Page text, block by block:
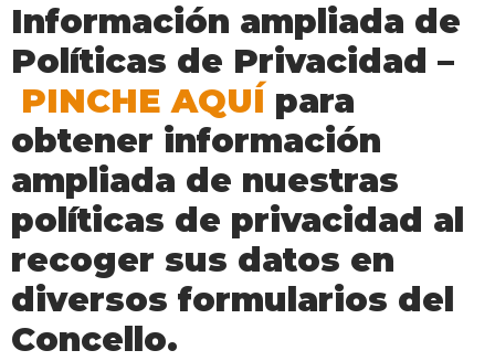
Información ampliada de
Políticas de Privacidad –
PINCHE AQUÍ para
obtener información
ampliada de nuestras
políticas de privacidad al
recoger sus datos en
diversos formularios del
Concello.